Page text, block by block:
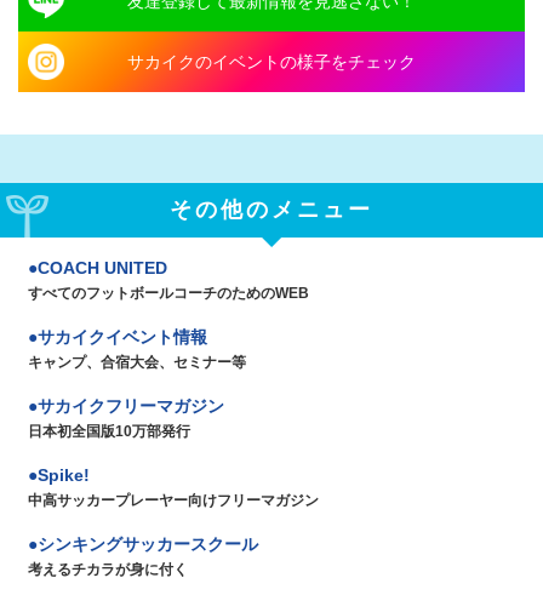
サカイクのイベントの様子をチェック
その他のメニュー
COACH UNITED
すべてのフットボールコーチのためのWEB
サカイクイベント情報
キャンプ、合宿大会、セミナー等
サカイクフリーマガジン
日本初全国版10万部発行
Spike!
中高サッカープレーヤー向けフリーマガジン
シンキングサッカースクール
考えるチカラが身に付く